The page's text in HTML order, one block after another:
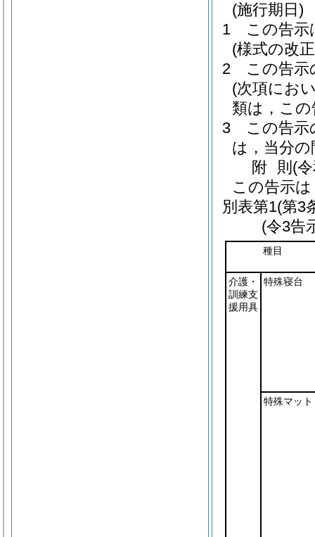
(施行期日)
1
この告示
(様式の改
2
この告示
(次項にお
類は，こ
3
この告
は，当分
附 則 (
この告示
別表第1(第3
(令3告
種目
介護・
訓練支
援用具
特殊寝台
特殊マット